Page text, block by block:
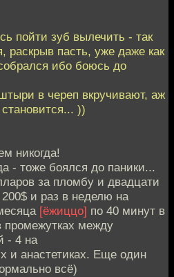
пойти зуб вылечить - так
раскрыв пасть, уже даже как
ибо боюсь до
в череп вкручивают, аж
))
никогда!
- тоже боялся до паники...
за пломбу и двадцати
и раз в неделю на
[ёжиццо] по 40 минут в
промежутках между
- 4 на
и анастетиках. Еще один
всё)